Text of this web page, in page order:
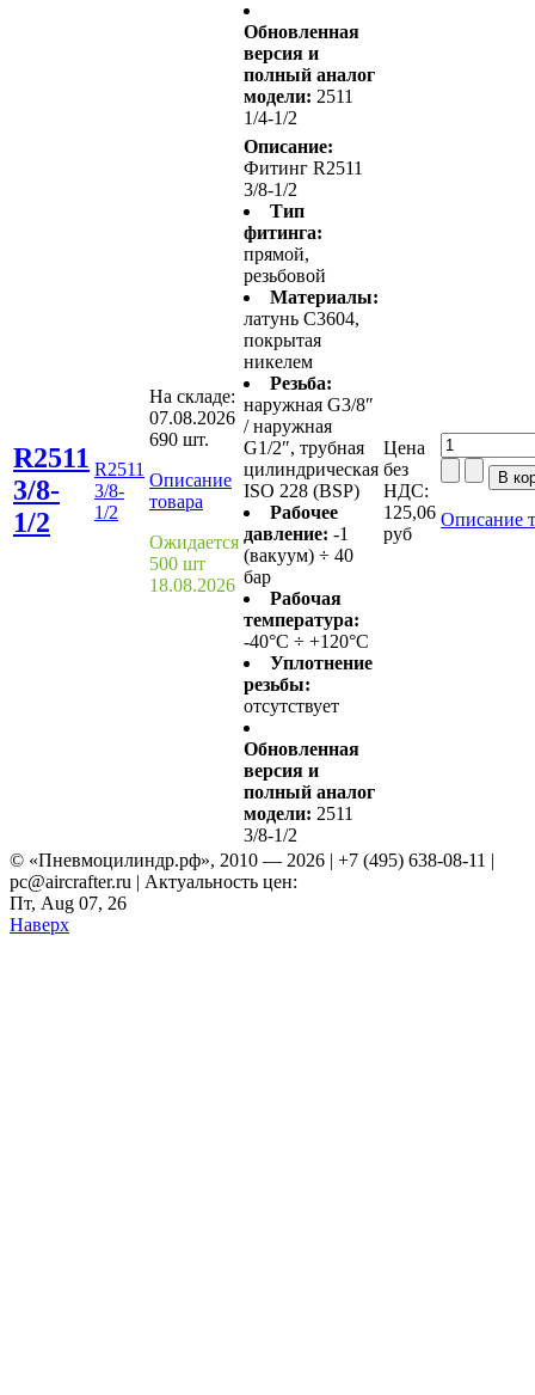
Обновленная
версия и
полный аналог
модели: 2511
1/4-1/2
R2511
3/8-
1/2
R2511
3/8-
1/2
На складе:
07.08.2026
690 шт.
Описание
товара
Ожидается
500 шт
18.08.2026
Описание:
Фитинг R2511
3/8-1/2
Тип
фитинга:
прямой,
резьбовой
Материалы:
латунь С3604,
покрытая
никелем
Резьба:
наружная G3/8″
/ наружная
G1/2″, трубная
цилиндрическая
ISO 228 (BSP)
Рабочее
давление: -1
(вакуум) ÷ 40
бар
Рабочая
температура:
-40°C ÷ +120°C
Уплотнение
резьбы:
отсутствует
Обновленная
версия и
полный аналог
модели: 2511
3/8-1/2
Цена
без
НДС:
125,06
руб
Описание
© «Пневмоцилиндр.рф», 2010 — 2026 | +7 (495) 638-08-11 |
pc@aircrafter.ru | Актуальность цен:
Пт, Aug 07, 26
Наверх